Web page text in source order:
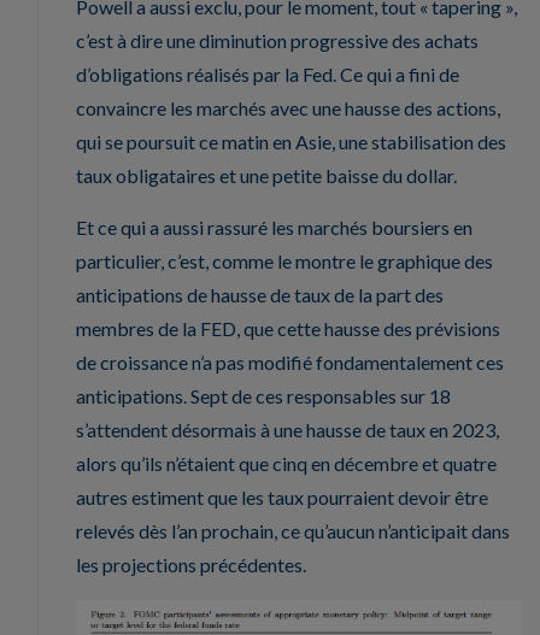
Powell a aussi exclu, pour le moment, tout « tapering »,
c’est à dire une diminution progressive des achats
d’obligations réalisés par la Fed. Ce qui a fini de
convaincre les marchés avec une hausse des actions,
qui se poursuit ce matin en Asie, une stabilisation des
taux obligataires et une petite baisse du dollar.
Et ce qui a aussi rassuré les marchés boursiers en
particulier, c’est, comme le montre le graphique des
anticipations de hausse de taux de la part des
membres de la FED, que cette hausse des prévisions
de croissance n’a pas modifié fondamentalement ces
anticipations. Sept de ces responsables sur 18
s’attendent désormais à une hausse de taux en 2023,
alors qu’ils n’étaient que cinq en décembre et quatre
autres estiment que les taux pourraient devoir être
relevés dès l’an prochain, ce qu’aucun n’anticipait dans
les projections précédentes.